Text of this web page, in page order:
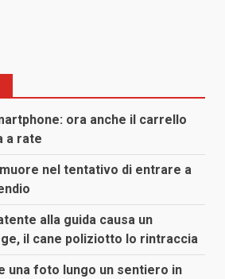
ora anche il carrello
a rate
nel tentativo di entrare a
alla guida causa un
il cane poliziotto lo rintraccia
una foto lungo un sentiero in